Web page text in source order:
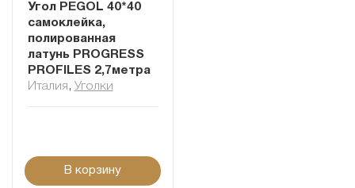
Угол PEGOL 40*40
самоклейка,
полированная
латунь PROGRESS
PROFILES 2,7метра
Италия , Уголки
В корзину